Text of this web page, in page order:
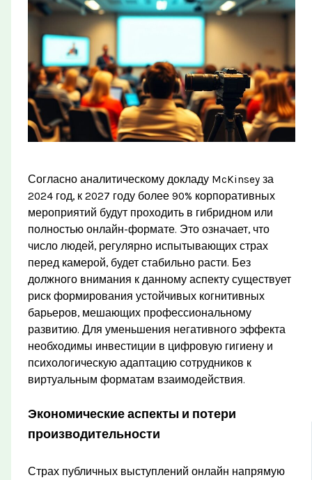
Согласно аналитическому докладу McKinsey за
2024 год, к 2027 году более 90% корпоративных
мероприятий будут проходить в гибридном или
полностью онлайн-формате. Это означает, что
число людей, регулярно испытывающих страх
перед камерой, будет стабильно расти. Без
должного внимания к данному аспекту существует
риск формирования устойчивых когнитивных
барьеров, мешающих профессиональному
развитию. Для уменьшения негативного эффекта
необходимы инвестиции в цифровую гигиену и
психологическую адаптацию сотрудников к
виртуальным форматам взаимодействия.
Экономические аспекты и потери
производительности
Страх публичных выступлений онлайн напрямую